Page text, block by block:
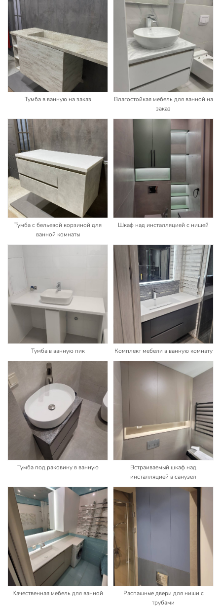
Тумба в ванную на заказ
Влагостойкая мебель для ванной на
заказ
Тумба с бельевой корзиной для
ванной комнаты
Шкаф над инсталляцией с нишей
Тумба в ванную пик Комплект мебели в ванную комнату
Тумба под раковину в ванную
Встраиваемый шкаф над
инсталляцией в санузел
Качественная мебель для ванной
Распашные двери для ниши с
трубами